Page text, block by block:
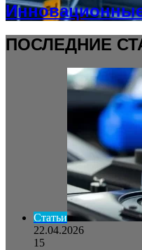
ПОСЛЕДНИЕ
Статьи
22.04.2026
15